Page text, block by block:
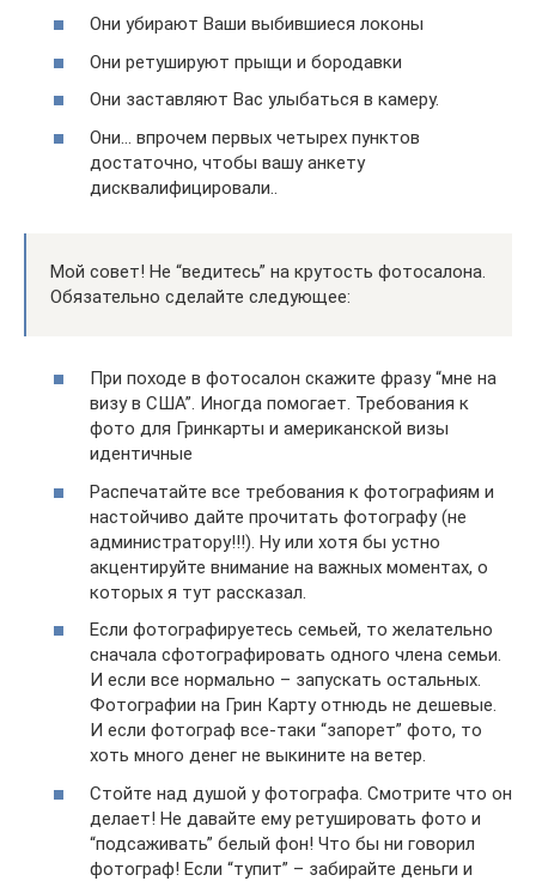
Они убирают Ваши выбившиеся локоны
Они ретушируют прыщи и бородавки
Они заставляют Вас улыбаться в камеру.
Они… впрочем первых четырех пунктов
достаточно, чтобы вашу анкету
дисквалифицировали..
Мой совет! Не “ведитесь” на крутость фотосалона.
Обязательно сделайте следующее:
При походе в фотосалон скажите фразу “мне на
визу в США”. Иногда помогает. Требования к
фото для Гринкарты и американской визы
идентичные
Распечатайте все требования к фотографиям и
настойчиво дайте прочитать фотографу (не
администратору!!!). Ну или хотя бы устно
акцентируйте внимание на важных моментах, о
которых я тут рассказал.
Если фотографируетесь семьей, то желательно
сначала сфотографировать одного члена семьи.
И если все нормально – запускать остальных.
Фотографии на Грин Карту отнюдь не дешевые.
И если фотограф все-таки “запорет” фото, то
хоть много денег не выкините на ветер.
Стойте над душой у фотографа. Смотрите что он
делает! Не давайте ему ретушировать фото и
“подсаживать” белый фон! Что бы ни говорил
фотограф! Если “тупит” – забирайте деньги и